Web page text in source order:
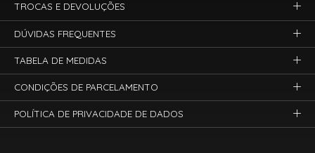
TROCAS E DEVOLUÇÕES
DÚVIDAS FREQUENTES
TABELA DE MEDIDAS
CONDIÇÕES DE PARCELAMENTO
POLÍTICA DE PRIVACIDADE DE DADOS